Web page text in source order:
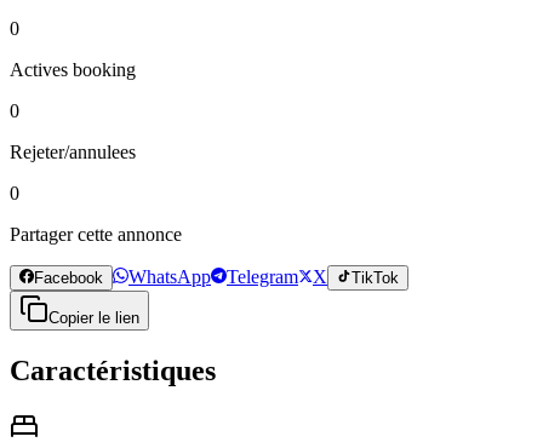
0
Actives booking
0
Rejeter/annulees
0
Partager cette annonce
Facebook WhatsApp Telegram X TikTok
Copier le lien
Caractéristiques